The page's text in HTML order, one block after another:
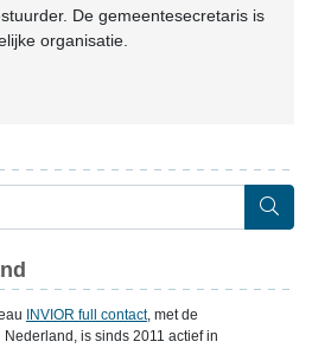
De gemeentesecretaris is
organisatie.
INVIOR full contact, met de
is sinds 2011 actief in